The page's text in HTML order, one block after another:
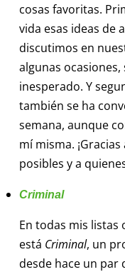
cosas favoritas.
vida esas ideas de
discutimos en
algunas
inesperado. Y
también se ha
semana, aunque
mí misma.
posibles y a
Criminal
En todas mis listas
está Criminal, un
desde hace un par